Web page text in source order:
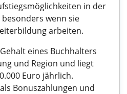
in der
wenn sie
arbeiten.
eines Buchhalters
und Region und liegt
Euro jährlich.
Bonuszahlungen und